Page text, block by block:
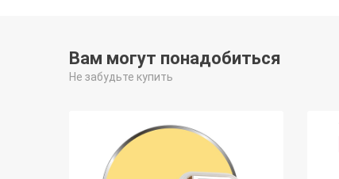
Вам могут понадобиться
Не забудьте купить